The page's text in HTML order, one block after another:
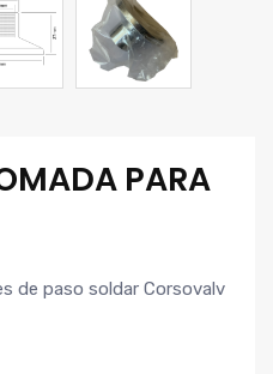
PARA
de paso soldar Corsovalv